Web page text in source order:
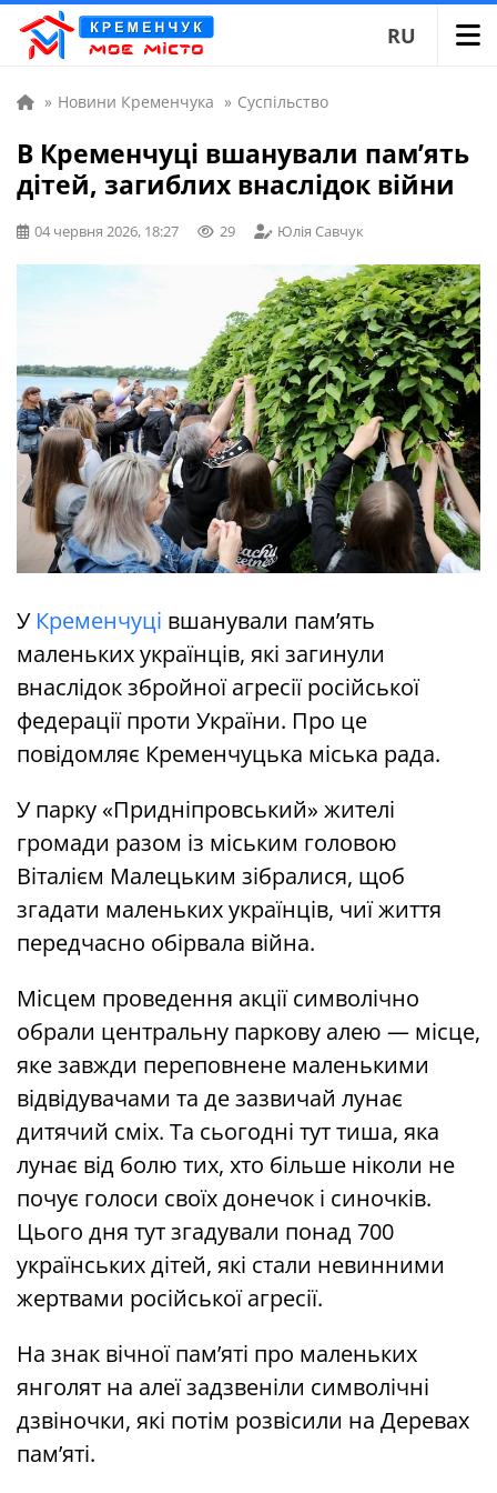
RU
» Новини Кременчука » Суспільство
В Кременчуці вшанували пам’ять
дітей, загиблих внаслідок війни
04 червня 2026, 18:27 29 Юлія Савчук
У Кременчуці вшанували пам’ять
маленьких українців, які загинули
внаслідок збройної агресії російської
федерації проти України. Про це
повідомляє Кременчуцька міська рада.
У парку «Придніпровський» жителі
громади разом із міським головою
Віталієм Малецьким зібралися, щоб
згадати маленьких українців, чиї життя
передчасно обірвала війна.
Місцем проведення акції символічно
обрали центральну паркову алею — місце,
яке завжди переповнене маленькими
відвідувачами та де зазвичай лунає
дитячий сміх. Та сьогодні тут тиша, яка
лунає від болю тих, хто більше ніколи не
почує голоси своїх донечок і синочків.
Цього дня тут згадували понад 700
українських дітей, які стали невинними
жертвами російської агресії.
На знак вічної пам’яті про маленьких
янголят на алеї задзвеніли символічні
дзвіночки, які потім розвісили на Деревах
пам’яті.